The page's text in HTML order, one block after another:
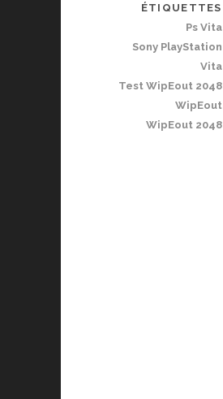
ÉTIQUETTES
Ps Vita
Sony PlayStation
Vita
Test WipEout 2048
WipEout
WipEout 2048